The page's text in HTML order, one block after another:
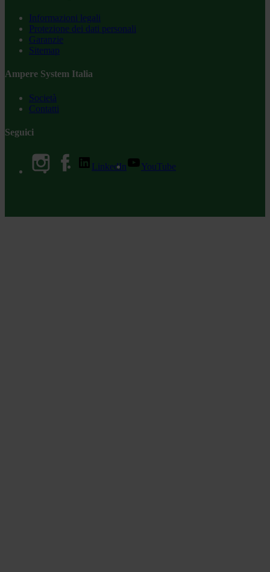
Informazioni legali
Protezione dei dati personali
Garanzie
Sitemap
Ampere System Italia
Società
Contatti
Seguici
LinkedIn YouTube